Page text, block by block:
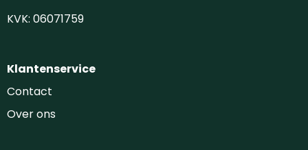
KVK: 06071759
Klantenservice
Contact
Over ons